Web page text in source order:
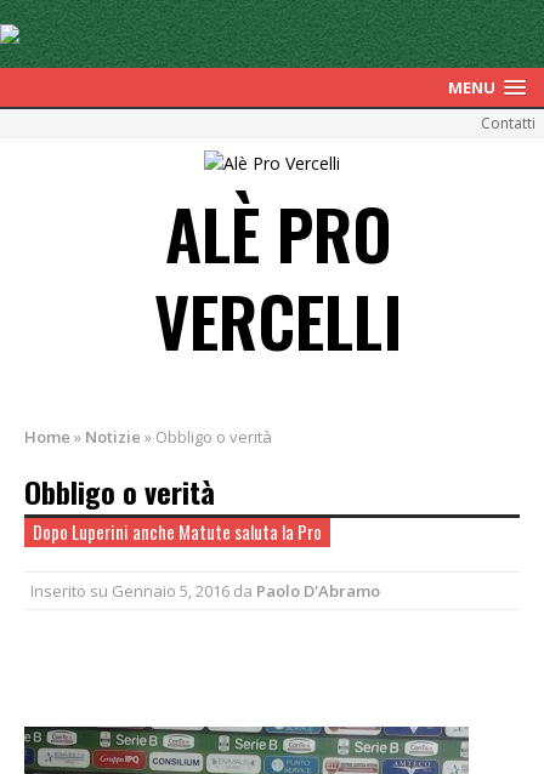
MENU
Contatti
ALÈ PRO
VERCELLI
Home » Notizie » Obbligo o verità
Obbligo o verità
Dopo Luperini anche Matute saluta la Pro
Inserito su Gennaio 5, 2016 da Paolo D'Abramo